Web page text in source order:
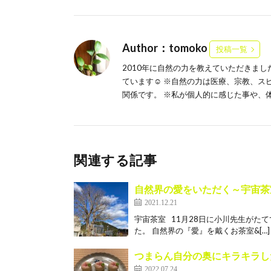
Author：tomoko
投稿一覧
2010年に自然の力を教えていただきま
ています☺️ ※自然の力は医療、宗教、ス
関係です。 ※私が個人的に感じた事や、
関連する記事
自然界の愛をいただく～宇宙
2021.12.21
宇宙茶室 11月28日に小川先生がたて
た。 自然界の『愛』を戴くお茶室&[…]
つまらん自分の奥にキラキラ
2022.07.24